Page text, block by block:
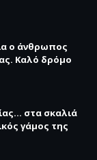
ο άνθρωπος
Καλό δρόμο
στα σκαλιά
γάμος της